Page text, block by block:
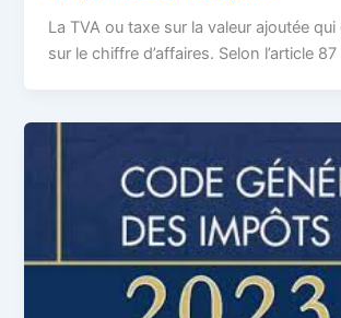
La TVA ou taxe sur la valeur ajoutée
sur le chiffre d’affaires. Selon l’article